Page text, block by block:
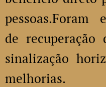
pessoas.Foram
de
sinalização
melhorias.